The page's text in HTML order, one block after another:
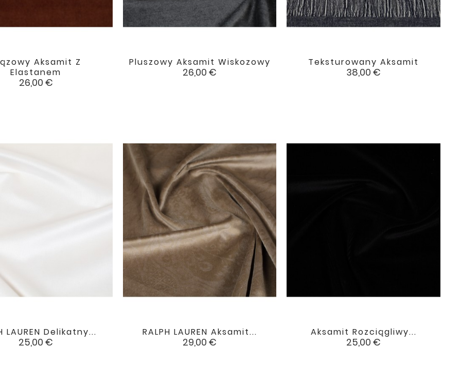
Aksamit Z
Elastanem
Cena
26,00 €
 Pluszowy Aksamit Wiskozowy
Cena
26,00 €
 Teksturowany Aksamit
Cena
38,00 €

LAUREN Delikatny...
Cena
25,00 €
 favorite
RALPH LAUREN Aksamit...
Cena
29,00 €
 Aksamit Rozciągliwy...
Cena
25,00 €
 favorite